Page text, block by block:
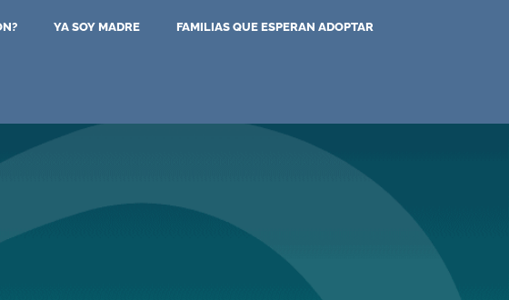
YA SOY MADRE FAMILIAS QUE ESPERAN ADOPTAR